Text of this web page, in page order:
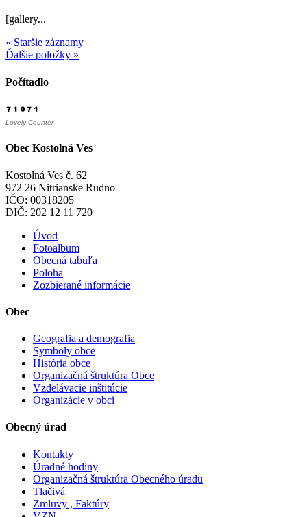
[gallery...
« Staršie záznamy
Ďalšie položky »
Počítadlo
Lovely Counter
Obec Kostolná Ves
Kostolná Ves č. 62
972 26 Nitrianske Rudno
IČO: 00318205
DIČ: 202 12 11 720
Úvod
Fotoalbum
Obecná tabuľa
Poloha
Zozbierané informácie
Obec
Geografia a demografia
Symboly obce
História obce
Organizačná štruktúra Obce
Vzdelávacie inštitúcie
Organizácie v obci
Obecný úrad
Kontakty
Úradné hodiny
Organizačná štruktúra Obecného úradu
Tlačivá
Zmluvy , Faktúry